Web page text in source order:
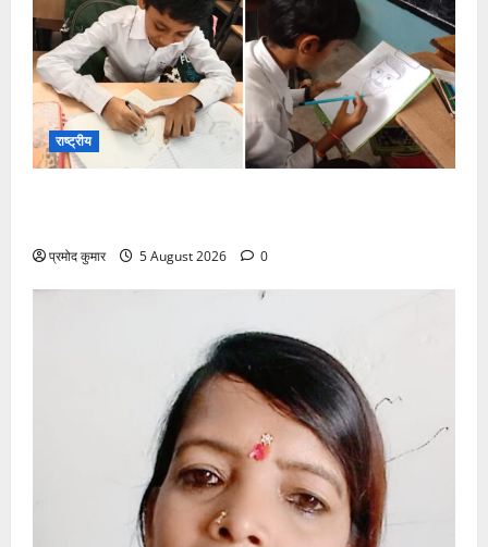
राष्ट्रीय
प्रमोद कुमार 5 August 2026 0